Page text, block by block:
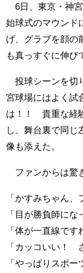
6日、東京・神
始球式のマウンド
げ、グラブを顔の
も真っすぐに伸び
投球シーンを切
宮球場にはよく試
は！！ 貴重な経
し、舞台裏で同じ
像も添えた。
ファンからは驚
「かすみちゃん、
「目が勝負師にな
「体が一直線で
「カッコいい！
「やっぱりスポ